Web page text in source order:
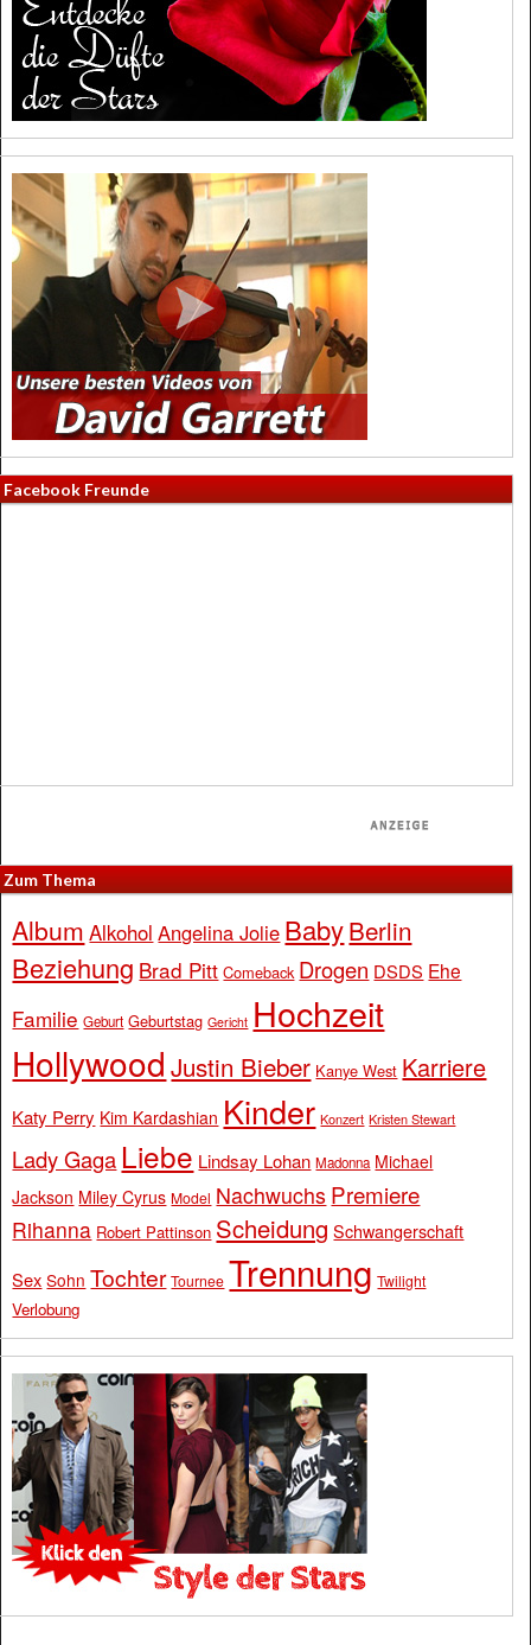
Facebook Freunde
Zum Thema
Album Alkohol Angelina Jolie BabyBerlin
Beziehung Brad Pitt Comeback Drogen DSDS Ehe
Familie Geburt Geburtstag Gericht Hochzeit
Hollywood Justin Bieber Kanye West Karriere
Katy Perry Kim Kardashian Kinder Konzert Kristen Stewart
Lady Gaga Liebe Lindsay Lohan Madonna Michael
Jackson Miley Cyrus Model Nachwuchs Premiere
Rihanna Robert Pattinson Scheidung Schwangerschaft
Sex Sohn Tochter Tournee Trennung Twilight
Verlobung